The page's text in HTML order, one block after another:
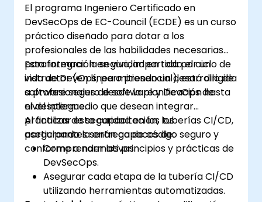
El programa Ingeniero Certificado en
DevSecOps de EC-Council (ECDE) es un curso
práctico diseñado para dotar a los
profesionales de las habilidades necesarias
para integrar la seguridad en todo el ciclo de
vida de DevOps, permitiendo un desarrollo de
software seguro desde la planificación hasta
el despliegue.
Esta formación en vivo, impartida por un
instructor (en línea o presencial), está dirigida
a profesionales de software y DevOps de
nivel intermedio que desean integrar
prácticas de seguridad en las tuberías CI/CD,
asegurando la entrega de código seguro y
conforme a normativas.
Al finalizar esta capacitación, los
participantes serán capaces de:
Comprender los principios y prácticas de
DevSecOps.
Asegurar cada etapa de la tubería CI/CD
utilizando herramientas automatizadas.